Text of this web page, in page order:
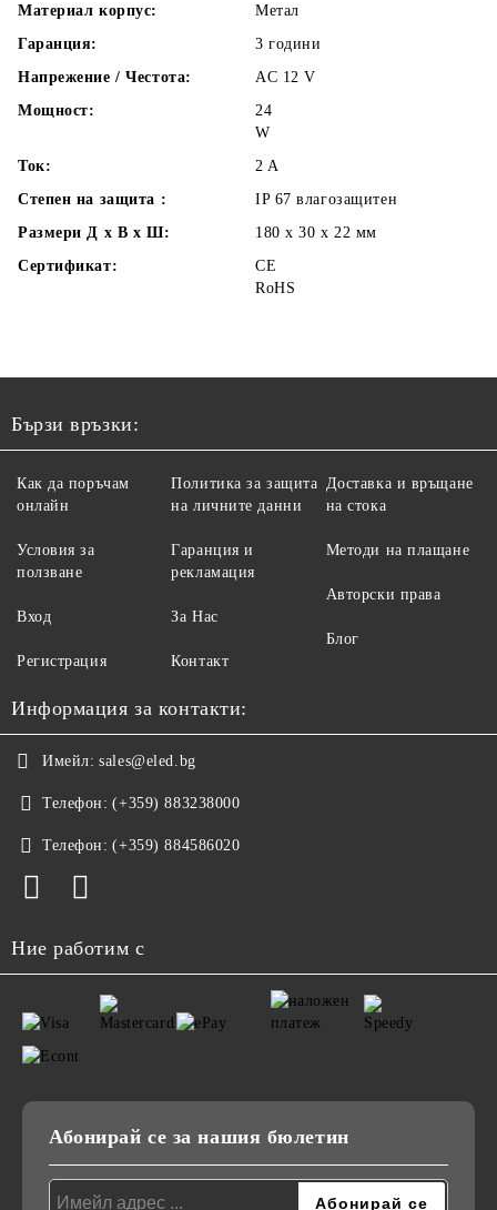
Материал корпус:
Метал
Гаранция:
3 години
Напрежение / Честота:
AC 12 V
Мощност:
24
W
Ток:
2 A
Степен на защита :
IP 67 влагозащитен
Размери Д х В х Ш:
180 х 30 х 22 мм
Сертификат:
CE
RoHS
Бързи връзки:
Как да поръчам
онлайн
Условия за
ползване
Вход
Регистрация
Политика за защита
на личните данни
Гаранция и
рекламация
За Нас
Контакт
Доставка и връщане
на стока
Методи на плащане
Авторски права
Блог
Информация за контакти:
Имейл: sales@eled.bg
Телефон: (+359) 883238000
Телефон: (+359) 884586020
Ние работим с
Абонирай се за нашия бюлетин